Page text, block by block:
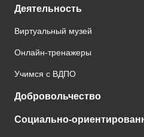
Деятельность
Виртуальный музей
Онлайн-тренажеры
Учимся с ВДПО
Добровольчество
Социально-